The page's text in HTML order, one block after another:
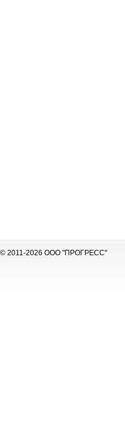
© 2011-2026 ООО "ПРОГРЕСС"